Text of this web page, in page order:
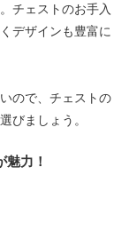
チェストのお手入
デザインも豊富に
ので、チェストの
びましょう。
力！